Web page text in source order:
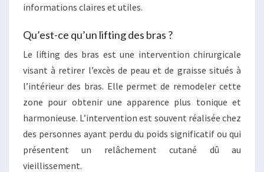
informations claires et utiles.
Qu’est-ce qu’un lifting des bras ?
Le lifting des bras est une intervention chirurgicale
visant à retirer l’excès de peau et de graisse situés à
l’intérieur des bras. Elle permet de remodeler cette
zone pour obtenir une apparence plus tonique et
harmonieuse. L’intervention est souvent réalisée chez
des personnes ayant perdu du poids significatif ou qui
présentent un relâchement cutané dû au
vieillissement.